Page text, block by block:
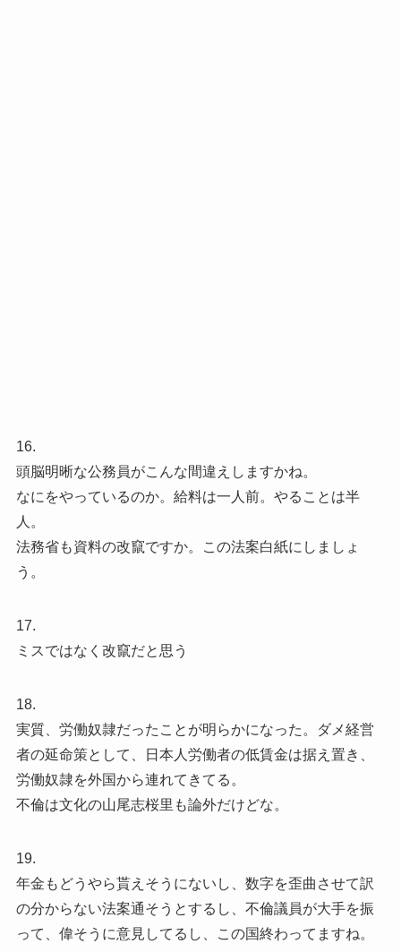
16.
頭脳明晰な公務員がこんな間違えしますかね。
なにをやっているのか。給料は一人前。やることは半
人。
法務省も資料の改竄ですか。この法案白紙にしましょ
う。
17.
ミスではなく改竄だと思う
18.
実質、労働奴隷だったことが明らかになった。ダメ経営
者の延命策として、日本人労働者の低賃金は据え置き、
労働奴隷を外国から連れてきてる。
不倫は文化の山尾志桜里も論外だけどな。
19.
年金もどうやら貰えそうにないし、数字を歪曲させて訳
の分からない法案通そうとするし、不倫議員が大手を振
って、偉そうに意見してるし、この国終わってますね。